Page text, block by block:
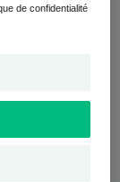
de confidentialité